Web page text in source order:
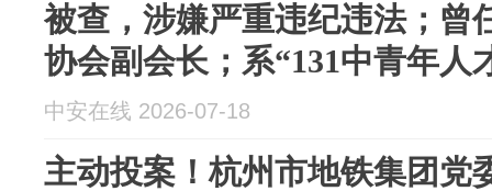
被查，涉嫌严重违纪违法；曾
协会副会长；系“131中青年人
中安在线 2026-07-18
主动投案！杭州市地铁集团党